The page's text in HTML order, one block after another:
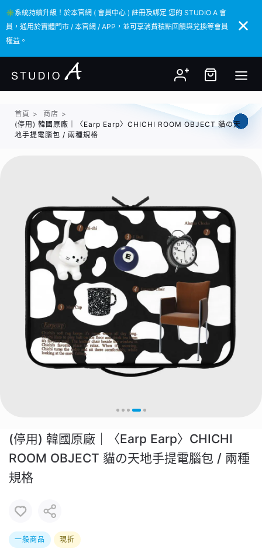
✳️系統持續升級！於本官網 ( 會員中心 ) 註冊及綁定 您的 STUDIO A 會
員，通用於實體門市 / 本官網 / APP，並可享消費積點回饋與兌換等會員
權益。
✳️系統持續升級！於本官網 ( 會員中心 ) 註冊及綁定 您的 STUDIO A 會
員，通用於實體門市 / 本官網 / APP，並可享消費積點回饋與兌換等會員
權益。
首頁 > 商店 >
(停用) 韓國原廠｜〈Earp Earp〉CHICHI ROOM OBJECT 貓の天
地手提電腦包 / 兩種規格
(停用) 韓國原廠｜〈Earp Earp〉CHICHI
ROOM OBJECT 貓の天地手提電腦包 / 兩種
規格
一般商品 現折